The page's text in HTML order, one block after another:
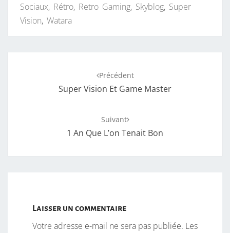
Sociaux, Rétro, Retro Gaming, Skyblog, Super
Vision, Watara
Précédent
Super Vision Et Game Master
Suivant
1 An Que L’on Tenait Bon
Laisser un commentaire
Votre adresse e-mail ne sera pas publiée. Les